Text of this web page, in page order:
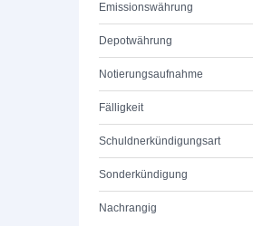
Emissionswährung
Depotwährung
Notierungsaufnahme
Fälligkeit
Schuldnerkündigungsart
Sonderkündigung
Nachrangig